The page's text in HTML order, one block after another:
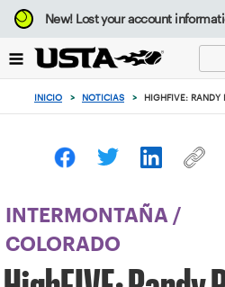
Enfoque
desde
botón
volver
principio
New!Lost your account
INICIO > NOTICIAS > HIGHFIVE: RANDY
INTERMONTAÑA /
COLORADO